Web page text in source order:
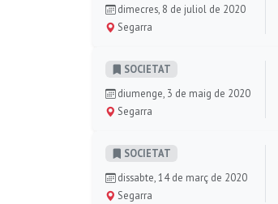
dimecres, 8 de juliol de 2020
Segarra
SOCIETAT
diumenge, 3 de maig de 2020
Segarra
SOCIETAT
dissabte, 14 de març de 2020
Segarra